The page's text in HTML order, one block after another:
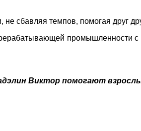
сбавляя темпов, помогая друг
промышленности
Виктор помогают